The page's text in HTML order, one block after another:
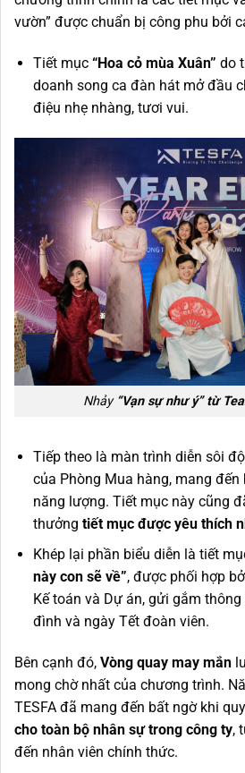
vườn” được chuẩn bị công phu bởi
Tiết mục “Hoa cỏ mùa Xuân” do
doanh song ca đàn hát mở đầu
điệu nhẹ nhàng, tươi vui.
Nhảy “Vạn sự như ý” từ
Tiếp theo là màn trình diễn sôi
của Phòng Mua hàng, mang
năng lượng. Tiết mục này cũng
thưởng tiết mục được yêu thích
Khép lại phần biểu diễn là tiết
này con sẽ về”, được phối hợp
Kế toán và Dự án, gửi gắm
đình và ngày Tết đoàn viên.
Bên cạnh đó, Vòng quay may mắn
mong chờ nhất của chương trình.
TESFA đã mang đến bất ngờ khi
cho toàn bộ nhân sự trong công ty,
đến nhân viên chính thức.